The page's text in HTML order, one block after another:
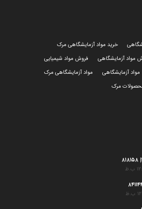
خرید مواد آزمایشگاهی مرک
مواد آزمایشگاهی
فروش مواد شیمیایی
مواد آزمایشگاهی
مواد آزمایشگاهی مرک
مرک